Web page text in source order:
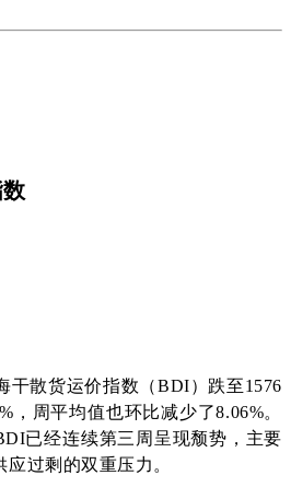
干散货运价指数（BDI）跌至1576
，周平均值也环比减少了8.06%。
已经连续第三周呈现颓势，主要
过剩的双重压力。